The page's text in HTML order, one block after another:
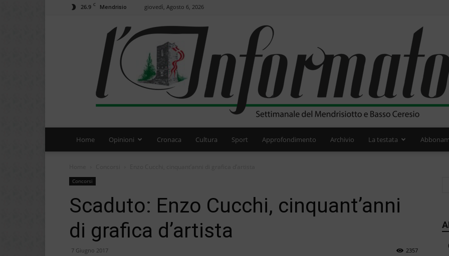
26.9 C Mendrisio giovedì, Agosto 6, 2026
Home Opinioni Cronaca Cultura Sport Approfondimento Archivio La testata
Concorsi
Scaduto: Enzo Cucchi, cinquant’anni
di grafica d’artista
7 Giugno 2017 2357